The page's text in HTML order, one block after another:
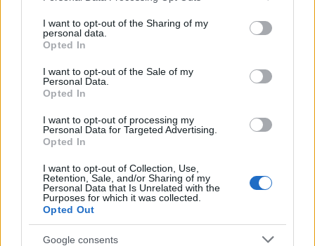
not limited to your visit or usage behaviour. You may click to
grant or deny consent to Google and its third-party tags to
use your data for below specified purposes in below Google
consent section.
I want to opt-out of the Sharing of my
personal data.
Opted In
I want to opt-out of the Sale of my
Personal Data.
Opted In
I want to opt-out of processing my
Personal Data for Targeted Advertising.
Opted In
I want to opt-out of Collection, Use,
Retention, Sale, and/or Sharing of my
Personal Data that Is Unrelated with the
Purposes for which it was collected.
Opted Out
Google consents
05.11.19
Χαμός στην Ιταλία μετά την ρατσιστική
επίθεση στον Μπαλοτέλι από οπαδούς της